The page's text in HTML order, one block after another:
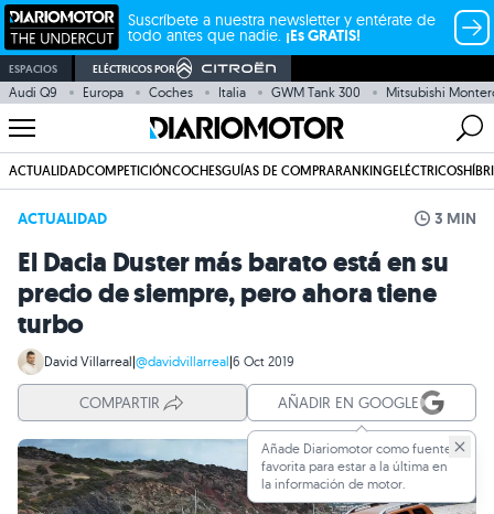
Suscríbete a nuestra newsletter y entérate de
todo antes que nadie. ¡Es GRATIS!
ESPACIOS ELÉCTRICOS POR
Audi Q9 Europa Coches Italia GWM Tank 300 Mitsubishi
ACTUALIDADCOMPETICIÓNCOCHESGUÍAS DE COMPRARANKINGELÉCTRICOS
ACTUALIDAD 3 MIN
El Dacia Duster más barato está en su
precio de siempre, pero ahora tiene
turbo
David Villarreal|@davidvillarreal|6 Oct 2019
COMPARTIR AÑADIR EN GOOGLE
Añade Diariomotor como fuente
favorita para estar a la última en
la información de motor.